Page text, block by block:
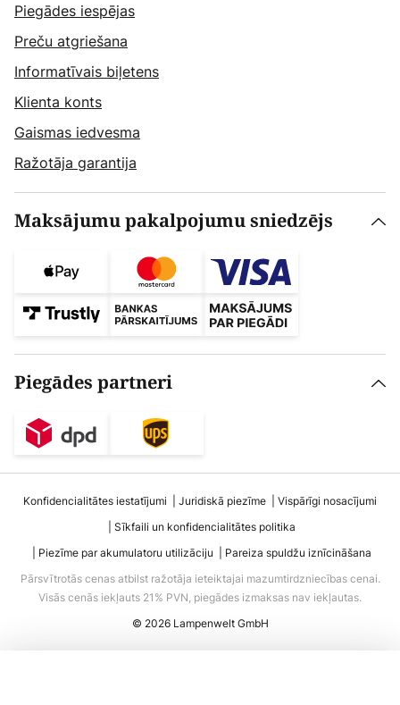
Piegādes iespējas
Preču atgriešana
Informatīvais biļetens
Klienta konts
Gaismas iedvesma
Ražotāja garantija
Maksājumu pakalpojumu sniedzējs
Piegādes partneri
Konfidencialitātes iestatījumi Juridiskā piezīme
Vispārīgi nosacījumi
Sīkfaili un konfidencialitātes politika
Piezīme par akumulatoru utilizāciju
Pareiza spuldžu iznīcināšana
Pārsvītrotās cenas atbilst ražotāja ieteiktajai mazumtirdzniecības cenai.
Visās cenās iekļauts 21% PVN, piegādes izmaksas nav iekļautas.
© 2026 Lampenwelt GmbH